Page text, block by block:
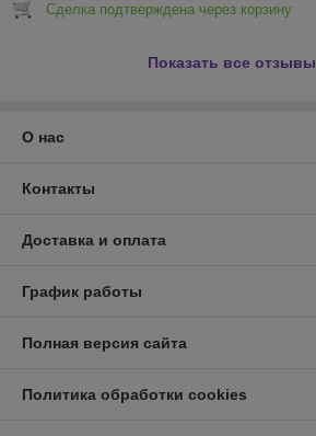
Сделка подтверждена через корзину
Показать все отзывы
О нас
Контакты
Доставка и оплата
График работы
Полная версия сайта
Политика обработки cookies